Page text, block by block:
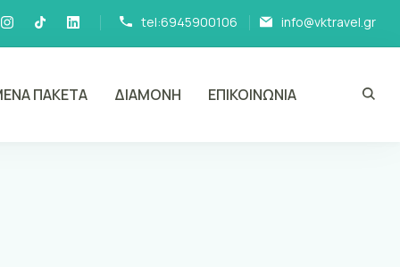
tel:6945900106 info@vktravel.gr
ΠΑΚΕΤΑ ΔΙΑΜΟΝΗ ΕΠΙΚΟΙΝΩΝΙΑ